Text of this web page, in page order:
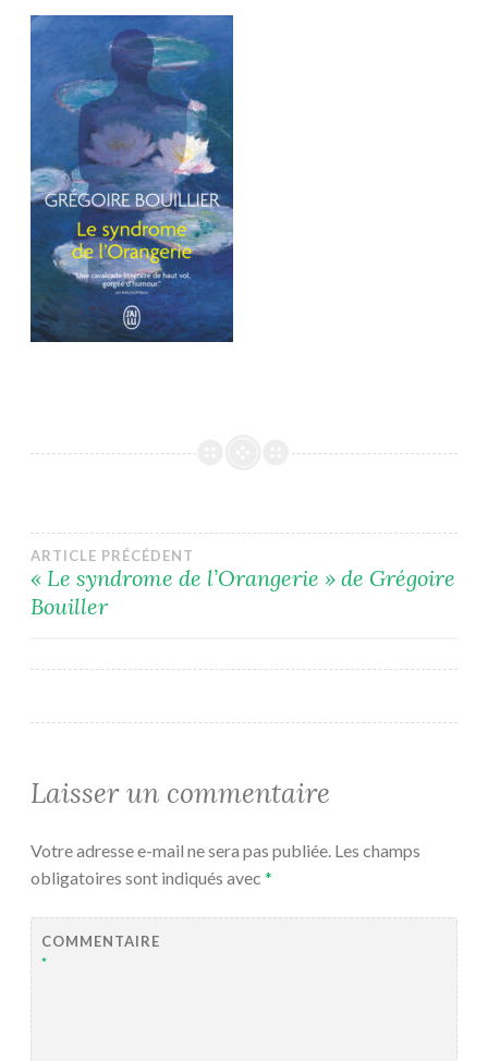
Navigation
de
l’article
ARTICLE PRÉCÉDENT
« Le syndrome de l’Orangerie » de Grégoire
Bouiller
Laisser un commentaire
Votre adresse e-mail ne sera pas publiée. Les champs
obligatoires sont indiqués avec *
COMMENTAIRE
*